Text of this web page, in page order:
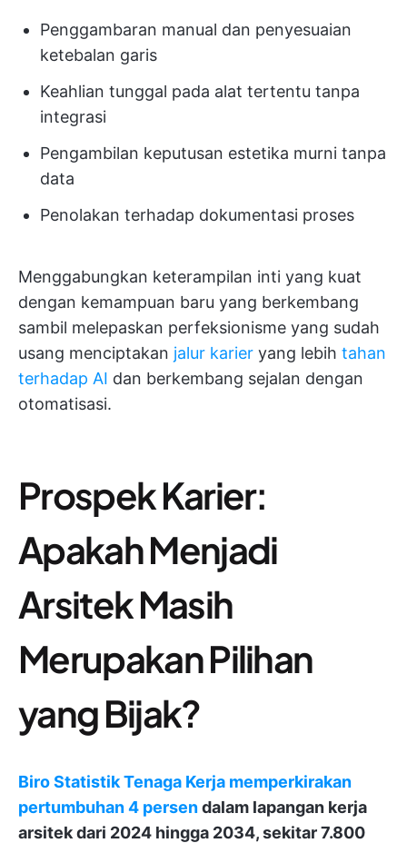
Penggambaran manual dan penyesuaian
ketebalan garis
Keahlian tunggal pada alat tertentu tanpa
integrasi
Pengambilan keputusan estetika murni tanpa
data
Penolakan terhadap dokumentasi proses
Menggabungkan keterampilan inti yang kuat
dengan kemampuan baru yang berkembang
sambil melepaskan perfeksionisme yang sudah
usang menciptakan jalur karier yang lebih tahan
terhadap AI dan berkembang sejalan dengan
otomatisasi.
Prospek Karier:
Apakah Menjadi
Arsitek Masih
Merupakan Pilihan
yang Bijak?
Biro Statistik Tenaga Kerja memperkirakan
pertumbuhan 4 persendalam lapangan kerja
arsitek dari 2024 hingga 2034, sekitar 7.800